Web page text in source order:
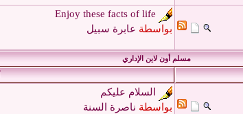
Enjoy these facts of life
بواسطة عابرة سبيل
مسلم أون لاين الإداري
السلام عليكم
بواسطة ناصرة السنة